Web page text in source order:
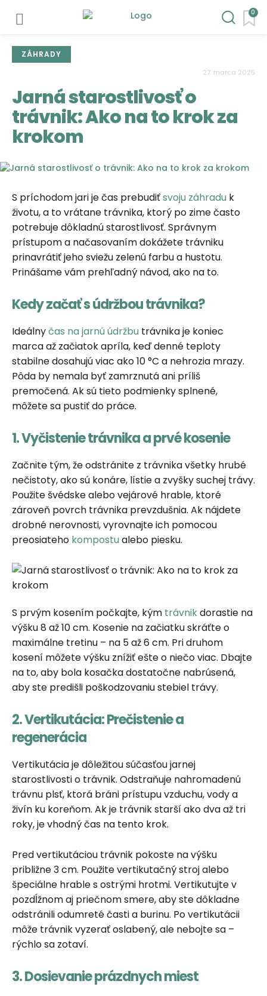
0
ZÁHRADY
27. marca 2025
Jarná starostlivosť o
trávnik: Ako na to krok za
krokom
S príchodom jari je čas prebudiťsvoju záhradu k
životu, a to vrátane trávnika, ktorý po zime často
potrebuje dôkladnú starostlivosť. Správnym
prístupom a načasovaním dokážete trávniku
prinavrátiť jeho sviežu zelenú farbu a hustotu.
Prinášame vám prehľadný návod, ako na to.
Kedy začať s údržbou trávnika?
Ideálnyčas na jarnú údržbu trávnika je koniec
marca až začiatok apríla, keď denné teploty
stabilne dosahujú viac ako 10 °C a nehrozia mrazy.
Pôda by nemala byť zamrznutá ani príliš
premočená. Ak sú tieto podmienky splnené,
môžete sa pustiť do práce.
1. Vyčistenie trávnika a prvé kosenie
Začnite tým, že odstránite z trávnika všetky hrubé
nečistoty, ako sú konáre, lístie a zvyšky suchej trávy.
Použite švédske alebo vejárové hrable, ktoré
zároveň povrch trávnika prevzdušnia. Ak nájdete
drobné nerovnosti, vyrovnajte ich pomocou
preosiateho kompostualebo piesku.
S prvým kosením počkajte, kým trávnikdorastie na
výšku 8 až 10 cm. Kosenie na začiatku skráťte o
maximálne tretinu – na 5 až 6 cm. Pri druhom
kosení môžete výšku znížiť ešte o niečo viac. Dbajte
na to, aby bola kosačka dostatočne nabrúsená,
aby ste predišli poškodzovaniu stebiel trávy.
2. Vertikutácia: Prečistenie a
regenerácia
Vertikutácia je dôležitou súčasťou jarnej
starostlivosti o trávnik. Odstraňuje nahromadenú
trávnu plsť, ktorá bráni prístupu vzduchu, vody a
živín ku koreňom. Ak je trávnik starší ako dva až tri
roky, je vhodný čas na tento krok.
Pred vertikutáciou trávnik pokoste na výšku
približne 3 cm. Použite vertikutačný stroj alebo
špeciálne hrable s ostrými hrotmi. Vertikutujte v
pozdĺžnom aj priečnom smere, aby ste dôkladne
odstránili odumreté časti a burinu. Po vertikutácii
môže trávnik vyzerať oslabený, ale nebojte sa –
rýchlo sa zotaví.
3. Dosievanie prázdnych miest